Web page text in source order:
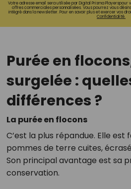
Votre adresse email sera utilisée par Digital Prisma
offres commerciales personnalisées. Vous pourrez vous
intégré dans la newsletter. Pour en savoir plus et exercer vos
Confidentialité.
Purée en
surgelée :
différences ?
La purée en flocons
C’est la plus répandue. Elle
pommes de terre cuites,
Son principal avantage est sa
conservation.